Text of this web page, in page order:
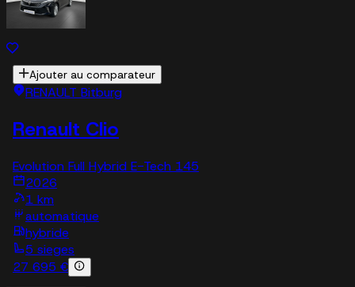
Ajouter au comparateur
RENAULT Bitburg
Renault Clio
Evolution Full Hybrid E-Tech 145
2026
1 km
automatique
hybride
5 sieges
27 695 €